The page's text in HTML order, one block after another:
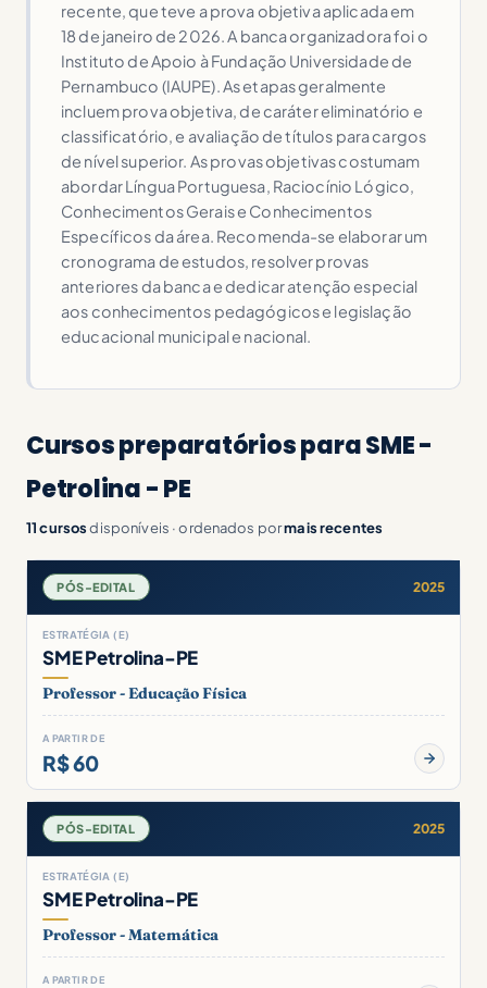
recente, que teve a prova objetiva aplicada em
18 de janeiro de 2026. A banca organizadora foi o
Instituto de Apoio à Fundação Universidade de
Pernambuco (IAUPE). As etapas geralmente
incluem prova objetiva, de caráter eliminatório e
classificatório, e avaliação de títulos para cargos
de nível superior. As provas objetivas costumam
abordar Língua Portuguesa, Raciocínio Lógico,
Conhecimentos Gerais e Conhecimentos
Específicos da área. Recomenda-se elaborar um
cronograma de estudos, resolver provas
anteriores da banca e dedicar atenção especial
aos conhecimentos pedagógicos e legislação
educacional municipal e nacional.
Cursos preparatórios para SME -
Petrolina - PE
11 cursosdisponíveis · ordenados pormais recentes
PÓS-EDITAL 2025
ESTRATÉGIA (E)
SME Petrolina-PE
Professor - Educação Física
A PARTIR DE
R$ 60
PÓS-EDITAL 2025
ESTRATÉGIA (E)
SME Petrolina-PE
Professor - Matemática
A PARTIR DE